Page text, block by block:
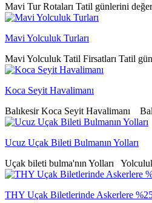
Mavi Tur Rotaları Tatil günlerini
Mavi Yolculuk Turları
Mavi Yolculuk Tatil Firsatları Tatil
Koca Seyit Havalimanı
Balıkesir Koca Seyit Havalimanı
Ucuz Uçak Bileti Bulmanın Yolları
Uçak bileti bulma'nın Yolları
THY Uçak Biletlerinde Askerlere